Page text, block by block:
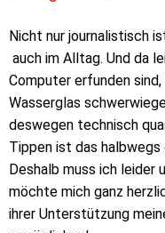
Nicht nur journalistisch
auch im Alltag. Und da
Computer erfunden
Wasserglas
deswegen technisch
Tippen ist das
Deshalb muss ich leider
möchte mich ganz
ihrer Unterstützung